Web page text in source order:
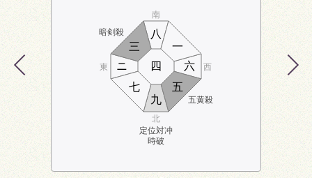
暗剣殺
定位対冲
時破
五黄殺
南
北
東 西
九
一
ニ
三
四
五
六
七
八